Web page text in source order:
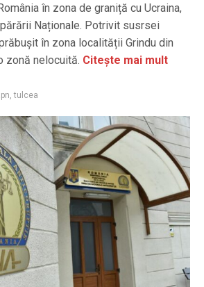
în zona de graniță cu Ucraina,
Naționale. Potrivit susrsei
în zona localității Grindu din
zonă nelocuită. Citește mai mult
,tulcea